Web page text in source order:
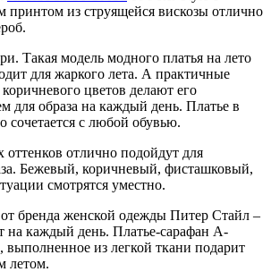
из струящейся вискозы отлично
Такая модель модного платья на лето
для жаркого лета. А практичные
цветов делают его
для образа на каждый день. Платье в
сочетается с любой обувью.
оттенков отлично подойдут для
Бежевый, коричневый, фисташковый,
смотрятся уместно.
от бренда женской одежды Питер Стайл –
на каждый день. Платье-сарафан А-
выполненное из легкой ткани подарит
летом.